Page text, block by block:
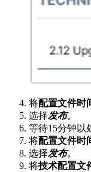
将配置文件时
选择发布。
等待15分钟以
将配置文件时
选择发布。
将技术配置文